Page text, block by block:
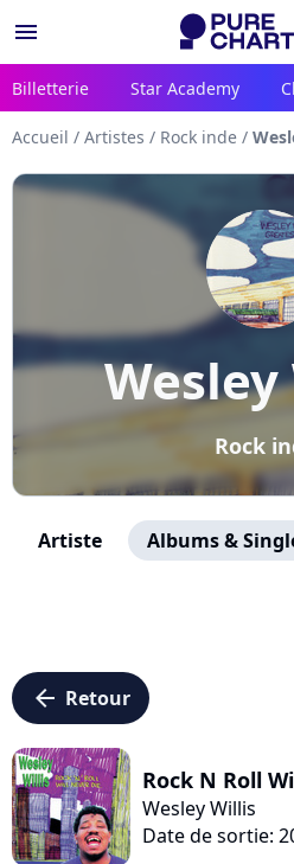
menu
Billetterie Star Academy
Accueil / Artistes / Rock inde /
Rock
Artiste Albums &
arrow_left Retour
Rock N Roll
Wesley Willis
Date de sortie: